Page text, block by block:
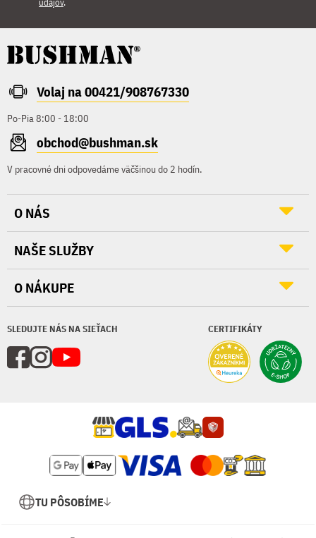
Volaj na 00421/908767330
Po-Pia 8:00 - 18:00
obchod@bushman.sk
V pracovné dni odpovedáme väčšinou do 2 hodín.
SLEDUJTE NÁS NA SIEŤACH CERTIFIKÁTY
O NÁS
NAŠE SLUŽBY
O NÁKUPE
TU PÔSOBÍME